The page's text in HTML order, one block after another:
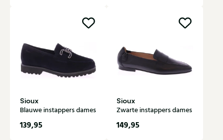
Sioux
Blauwe instappers dames
139,95
Sioux
Zwarte instappers dames
149,95